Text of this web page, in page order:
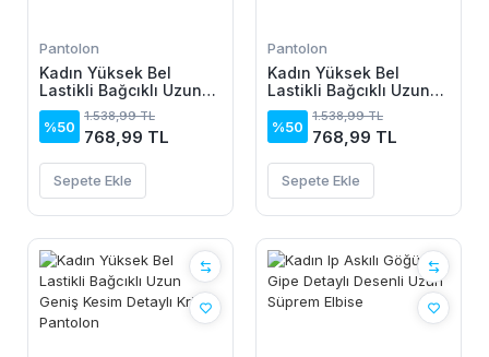
Pantolon
Kadın Yüksek Bel
Lastikli Bağcıklı Uzun
Geniş Kesim Detaylı
Krinkıl Pantolon
%50
1.538,99 TL
768,99 TL
Sepete Ekle
Pantolon
Kadın Yüksek Bel
Lastikli Bağcıklı Uzun
Geniş Kesim Detaylı
Krinkıl Pantolon
%50
1.538,99 TL
768,99 TL
Sepete Ekle